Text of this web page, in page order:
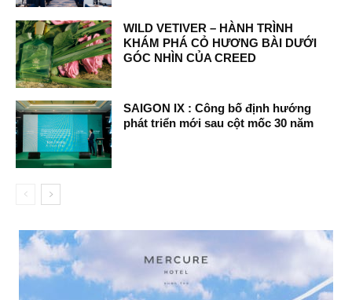
WILD VETIVER – HÀNH TRÌNH
KHÁM PHÁ CỎ HƯƠNG BÀI DƯỚI
GÓC NHÌN CỦA CREED
SAIGON IX : Công bố định hướng
phát triển mới sau cột mốc 30 năm